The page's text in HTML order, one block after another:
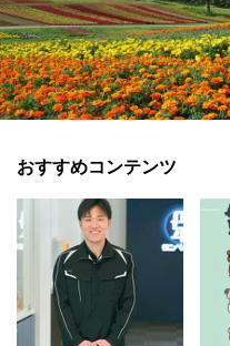
おすすめコンテンツ